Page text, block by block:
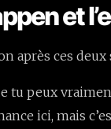
et
après ces
tu peux
ici, mais